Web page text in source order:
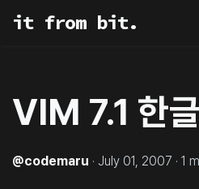
it from bit.
VIM 7.1 한
@codemaru · July 01, 2007 · 1